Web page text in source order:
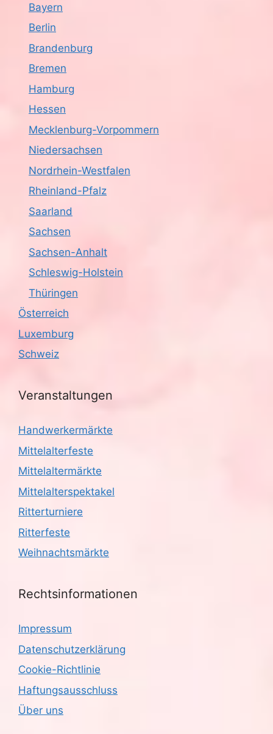
Bayern
Berlin
Brandenburg
Bremen
Hamburg
Hessen
Mecklenburg-Vorpommern
Niedersachsen
Nordrhein-Westfalen
Rheinland-Pfalz
Saarland
Sachsen
Sachsen-Anhalt
Schleswig-Holstein
Thüringen
Österreich
Luxemburg
Schweiz
Veranstaltungen
Handwerkermärkte
Mittelalterfeste
Mittelaltermärkte
Mittelalterspektakel
Ritterturniere
Ritterfeste
Weihnachtsmärkte
Rechtsinformationen
Impressum
Datenschutzerklärung
Cookie-Richtlinie
Haftungsausschluss
Über uns